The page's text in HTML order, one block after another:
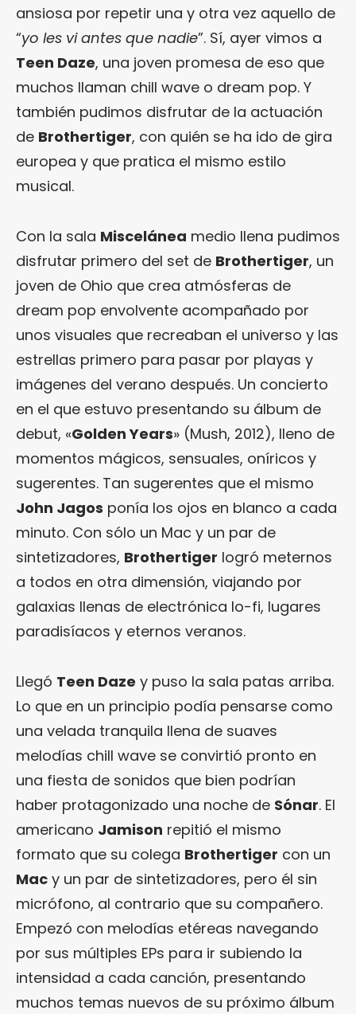
ansiosa por repetir una y otra vez aquello de
“yo les vi antes que nadie”. Sí, ayer vimos a
Teen Daze, una joven promesa de eso que
muchos llaman chill wave o dream pop. Y
también pudimos disfrutar de la actuación
de Brothertiger, con quién se ha ido de gira
europea y que pratica el mismo estilo
musical.
Con la sala Miscelánea medio llena pudimos
disfrutar primero del set de Brothertiger, un
joven de Ohio que crea atmósferas de
dream pop envolvente acompañado por
unos visuales que recreaban el universo y las
estrellas primero para pasar por playas y
imágenes del verano después. Un concierto
en el que estuvo presentando su álbum de
debut, «Golden Years» (Mush, 2012), lleno de
momentos mágicos, sensuales, oníricos y
sugerentes. Tan sugerentes que el mismo
John Jagos ponía los ojos en blanco a cada
minuto. Con sólo un Mac y un par de
sintetizadores, Brothertiger logró meternos
a todos en otra dimensión, viajando por
galaxias llenas de electrónica lo-fi, lugares
paradisíacos y eternos veranos.
Llegó Teen Daze y puso la sala patas arriba.
Lo que en un principio podía pensarse como
una velada tranquila llena de suaves
melodías chill wave se convirtió pronto en
una fiesta de sonidos que bien podrían
haber protagonizado una noche de Sónar. El
americano Jamison repitió el mismo
formato que su colega Brothertiger con un
Mac y un par de sintetizadores, pero él sin
micrófono, al contrario que su compañero.
Empezó con melodías etéreas navegando
por sus múltiples EPs para ir subiendo la
intensidad a cada canción, presentando
muchos temas nuevos de su próximo álbum